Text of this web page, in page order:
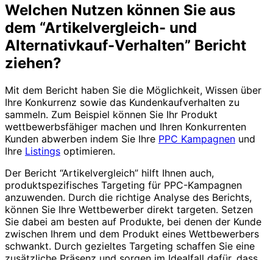
Welchen Nutzen können Sie aus
dem “Artikelvergleich- und
Alternativkauf-Verhalten” Bericht
ziehen?
Mit dem Bericht haben Sie die Möglichkeit, Wissen über
Ihre Konkurrenz sowie das Kundenkaufverhalten zu
sammeln. Zum Beispiel können Sie Ihr Produkt
wettbewerbsfähiger machen und Ihren Konkurrenten
Kunden abwerben indem Sie Ihre PPC Kampagnen und
Ihre Listings optimieren.
Der Bericht “Artikelvergleich” hilft Ihnen auch,
produktspezifisches Targeting für PPC-Kampagnen
anzuwenden. Durch die richtige Analyse des Berichts,
können Sie Ihre Wettbewerber direkt targeten. Setzen
Sie dabei am besten auf Produkte, bei denen der Kunde
zwischen Ihrem und dem Produkt eines Wettbewerbers
schwankt. Durch gezieltes Targeting schaffen Sie eine